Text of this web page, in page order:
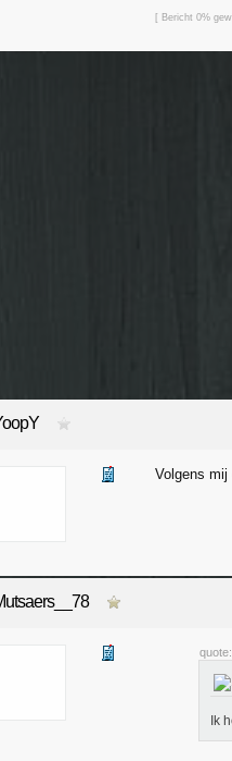
[ Bericht 0%
Volgens mij
quote:
Ik